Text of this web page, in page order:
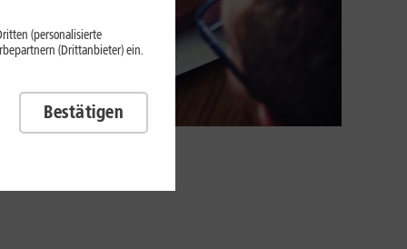
(personalisierte
(Drittanbieter) ein.
Bestätigen